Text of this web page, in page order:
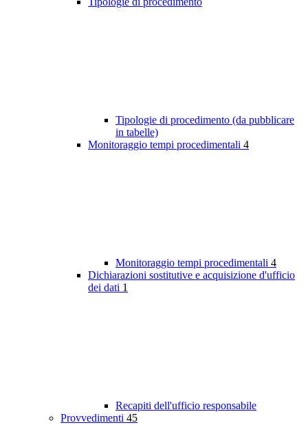
Tipologie di procedimento (da pubblicare
in tabelle)
Monitoraggio tempi procedimentali 4
Monitoraggio tempi procedimentali 4
Dichiarazioni sostitutive e acquisizione d'ufficio
dei dati 1
Recapiti dell'ufficio responsabile
Provvedimenti 45